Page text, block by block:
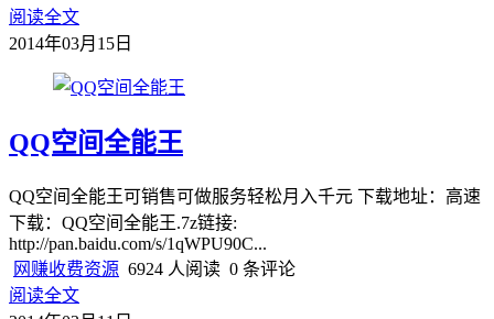
阅读全文
2014年03月15日
QQ空间全能王
QQ空间全能王可销售可做服务轻松月入千元 下载地址：高速
下载：QQ空间全能王.7z链接:
http://pan.baidu.com/s/1qWPU90C...
网赚收费资源 6924 人阅读 0 条评论
阅读全文